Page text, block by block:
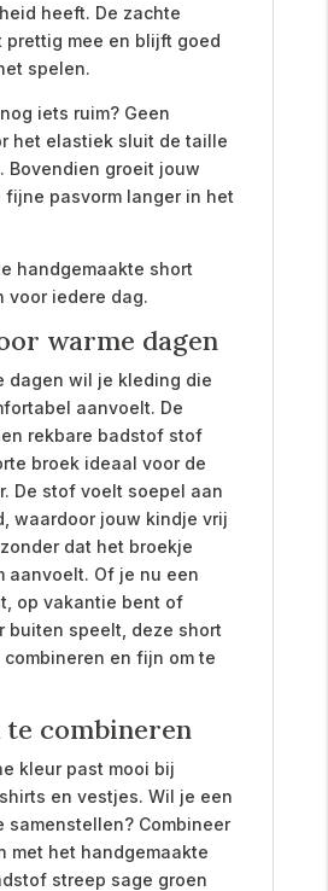
heeft. De zachte
prettig mee en blijft goed
spelen.
iets ruim? Geen
het elastiek sluit de taille
Bovendien groeit jouw
fijne pasvorm langer in het
handgemaakte short
voor iedere dag.
warme dagen
dagen wil je kleding die
aanvoelt. De
rekbare badstof stof
broek ideaal voor de
De stof voelt soepel aan
waardoor jouw kindje vrij
dat het broekje
aanvoelt. Of je nu een
op vakantie bent of
buiten speelt, deze short
en fijn om te
combineren
kleur past mooi bij
en vestjes. Wil je een
samenstellen? Combineer
met het handgemaakte
streep sage groen